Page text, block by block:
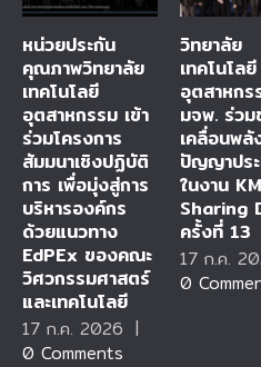
หน่วยประกัน
คุณภาพวิทยาลัย
เทคโนโลยี
อุตสาหกรรม เข้า
ร่วมโครงการ
สัมมนาเชิงปฏิบัติ
การ เพื่อมุ่งสู่การ
บริหารองค์กร
ด้วยแนวทาง
EdPEx ของคณะ
วิศวกรรมศาสตร์
และเทคโนโลยี
17 ก.ค. 2026 |
0 Comments
วิทยาลัย
เทคโนโลยี
อุตสาหกร
มจพ. ร่ว
เคลื่อนพลั
ปัญญาปร
ในงาน KM
Sharing
ครั้งที่ 13
17 ก.ค.
0